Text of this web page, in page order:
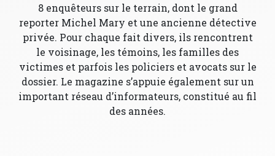
8 enquêteurs sur le terrain, dont le grand
reporter Michel Mary et une ancienne détective
privée. Pour chaque fait divers, ils rencontrent
le voisinage, les témoins, les familles des
victimes et parfois les policiers et avocats sur le
dossier. Le magazine s’appuie également sur un
important réseau d’informateurs, constitué au fil
des années.